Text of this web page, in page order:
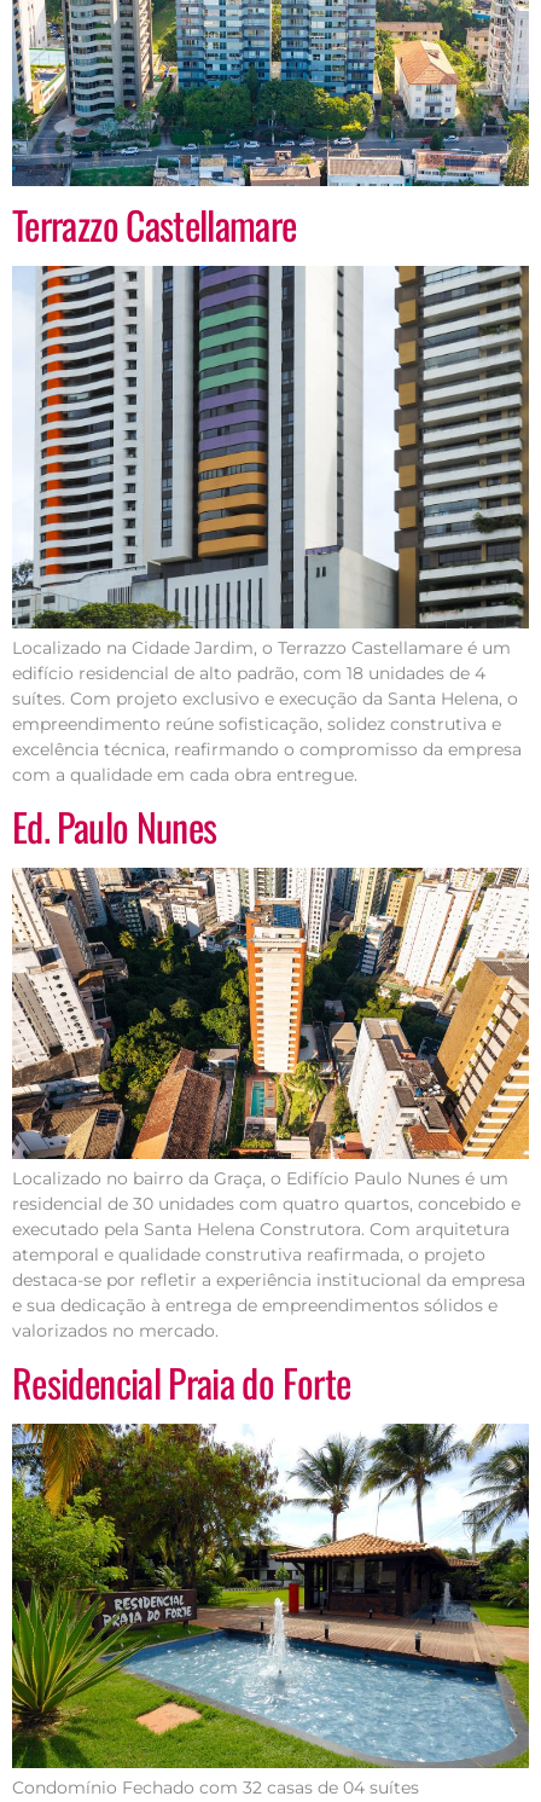
Terrazzo Castellamare
Localizado na Cidade Jardim, o Terrazzo Castellamare é um
edifício residencial de alto padrão, com 18 unidades de 4
suítes. Com projeto exclusivo e execução da Santa Helena, o
empreendimento reúne sofisticação, solidez construtiva e
excelência técnica, reafirmando o compromisso da empresa
com a qualidade em cada obra entregue.
Ed. Paulo Nunes
Localizado no bairro da Graça, o Edifício Paulo Nunes é um
residencial de 30 unidades com quatro quartos, concebido e
executado pela Santa Helena Construtora. Com arquitetura
atemporal e qualidade construtiva reafirmada, o projeto
destaca-se por refletir a experiência institucional da empresa
e sua dedicação à entrega de empreendimentos sólidos e
valorizados no mercado.
Residencial Praia do Forte
Condomínio Fechado com 32 casas de 04 suítes